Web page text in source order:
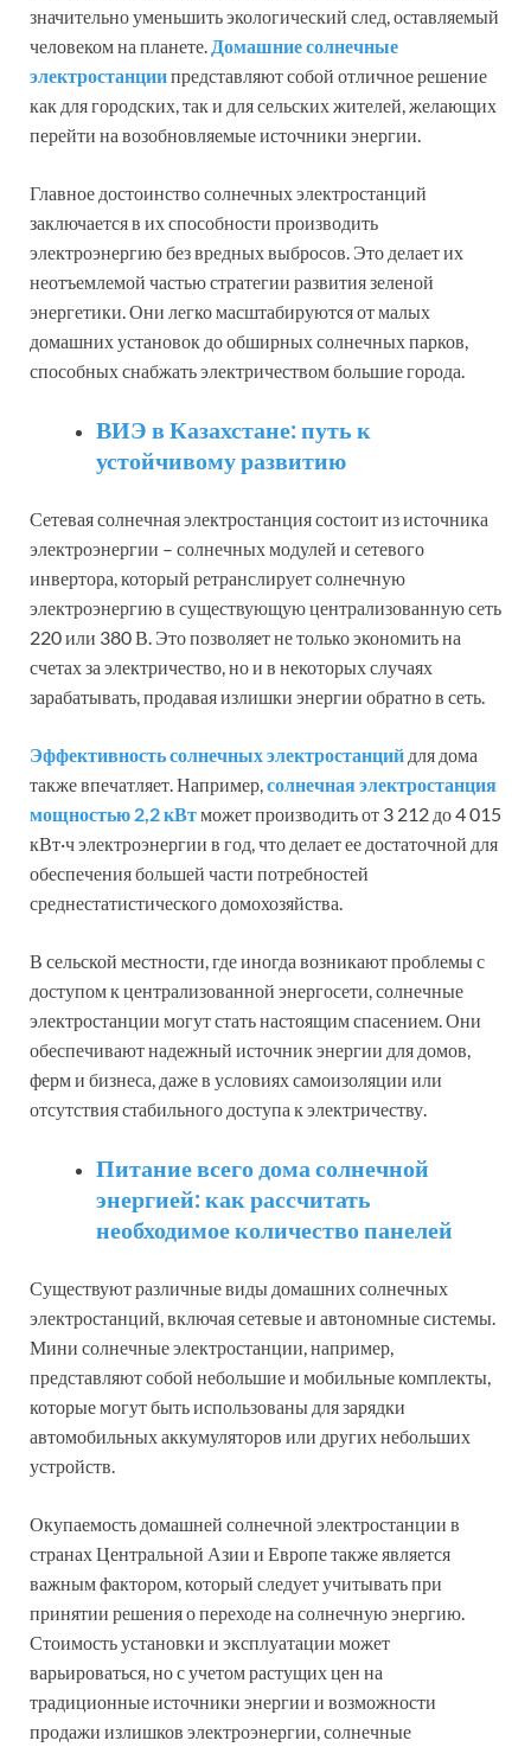
значительно уменьшить экологический след, оставляемый
человеком на планете. Домашние солнечные
электростанциипредставляют собой отличное решение
как для городских, так и для сельских жителей, желающих
перейти на возобновляемые источники энергии.
Главное достоинство солнечных электростанций
заключается в их способности производить
электроэнергию без вредных выбросов. Это делает их
неотъемлемой частью стратегии развития зеленой
энергетики. Они легко масштабируются от малых
домашних установок до обширных солнечных парков,
способных снабжать электричеством большие города.
ВИЭ в Казахстане: путь к
устойчивому развитию
Сетевая солнечная электростанция состоит из источника
электроэнергии – солнечных модулей и сетевого
инвертора, который ретранслирует солнечную
электроэнергию в существующую централизованную сеть
220 или 380 В. Это позволяет не только экономить на
счетах за электричество, но и в некоторых случаях
зарабатывать, продавая излишки энергии обратно в сеть.
Эффективность солнечных электростанций для дома
также впечатляет. Например,солнечная электростанция
мощностью 2,2 кВтможет производить от 3 212 до 4 015
кВт·ч электроэнергии в год, что делает ее достаточной для
обеспечения большей части потребностей
среднестатистического домохозяйства.
В сельской местности, где иногда возникают проблемы с
доступом к централизованной энергосети, солнечные
электростанции могут стать настоящим спасением. Они
обеспечивают надежный источник энергии для домов,
ферм и бизнеса, даже в условиях самоизоляции или
отсутствия стабильного доступа к электричеству.
Питание всего дома солнечной
энергией: как рассчитать
необходимое количество панелей
Существуют различные виды домашних солнечных
электростанций, включая сетевые и автономные системы.
Мини солнечные электростанции, например,
представляют собой небольшие и мобильные комплекты,
которые могут быть использованы для зарядки
автомобильных аккумуляторов или других небольших
устройств.
Окупаемость домашней солнечной электростанции в
странах Центральной Азии и Европе также является
важным фактором, который следует учитывать при
принятии решения о переходе на солнечную энергию.
Стоимость установки и эксплуатации может
варьироваться, но с учетом растущих цен на
традиционные источники энергии и возможности
продажи излишков электроэнергии, солнечные